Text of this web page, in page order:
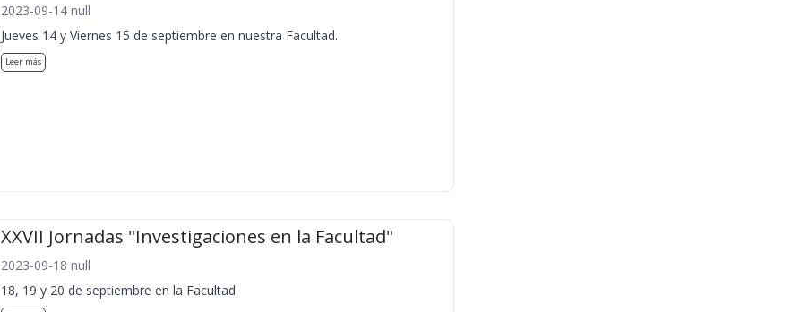
2023-09-14 null
Jueves 14 y Viernes 15 de septiembre en nuestra Facultad.
Leer más
XXVII Jornadas "Investigaciones en la Facultad"
2023-09-18 null
18, 19 y 20 de septiembre en la Facultad